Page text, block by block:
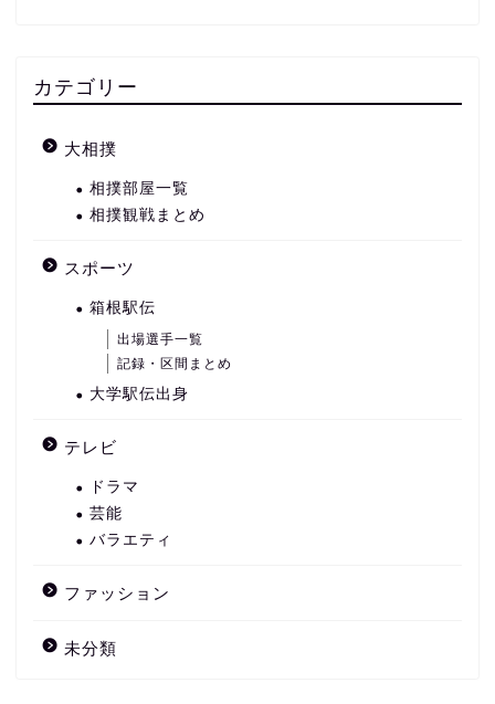
カテゴリー
大相撲
相撲部屋一覧
相撲観戦まとめ
スポーツ
箱根駅伝
出場選手一覧
記録・区間まとめ
大学駅伝出身
テレビ
ドラマ
芸能
バラエティ
ファッション
未分類